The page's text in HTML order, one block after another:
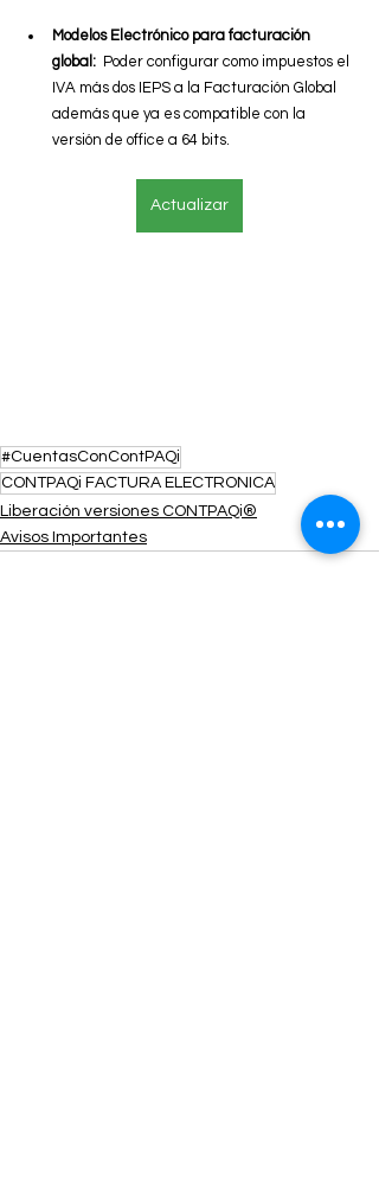
Modelos Electrónico para facturación
global:
  Poder configurar como impuestos el
IVA más dos IEPS a la Facturación Global
además que ya es compatible con la
versión de office a 64 bits.
Actualizar
#CuentasConContPAQi
CONTPAQi FACTURA ELECTRONICA
Liberación versiones CONTPAQi®
Avisos Importantes